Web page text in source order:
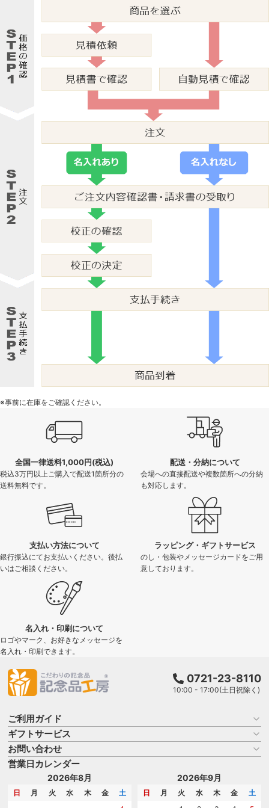
※事前に在庫をご確認ください。
全国一律送料1,000円(税込)
税込3万円以上ご購入で配送1箇所分の
送料無料です。
配送・分納について
会場への直接配送や複数箇所への分納
も対応します。
支払い方法について
銀行振込にてお支払いください。後払
いはご相談ください。
ラッピング・ギフトサービス
のし・包装やメッセージカードをご用
意しております。
名入れ・印刷について
ロゴやマーク、お好きなメッセージを
名入れ・印刷できます。
0721-23-8110
10:00 - 17:00(土日祝除く)
ご利用ガイド
お買い物ガイド
よくある質問
はじめての記念品選び
記念品工房の使い方
ギフトサービス
名入れについて
のし
メッセージカード
お問い合わせ
商品選びを相談する
名入れについて相談する
カタログを請求する
営業日カレンダー
2026年8月
日 月 火 水 木 金
土
2026年9月
日 月 火 水 木 金
土